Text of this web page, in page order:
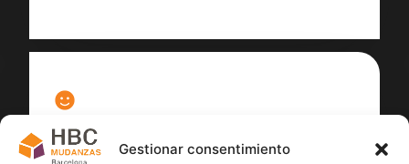
Gestionar consentimiento
100